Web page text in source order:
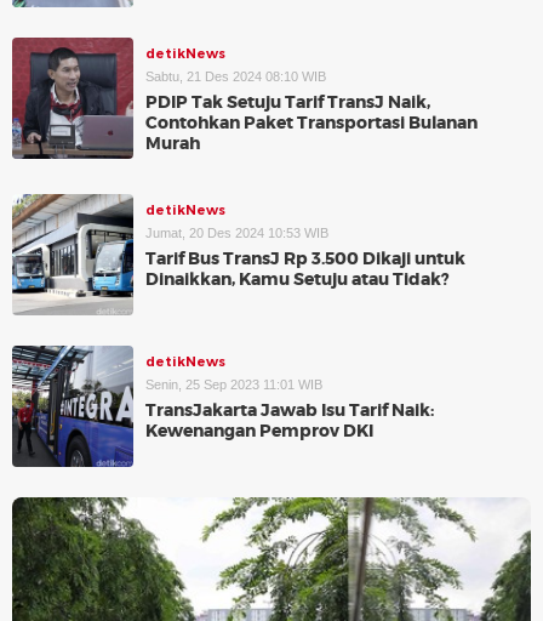
detikNews
Sabtu, 21 Des 2024 08:10 WIB
PDIP Tak Setuju Tarif TransJ Naik,
Contohkan Paket Transportasi Bulanan
Murah
detikNews
Jumat, 20 Des 2024 10:53 WIB
Tarif Bus TransJ Rp 3.500 Dikaji untuk
Dinaikkan, Kamu Setuju atau Tidak?
detikNews
Senin, 25 Sep 2023 11:01 WIB
TransJakarta Jawab Isu Tarif Naik:
Kewenangan Pemprov DKI